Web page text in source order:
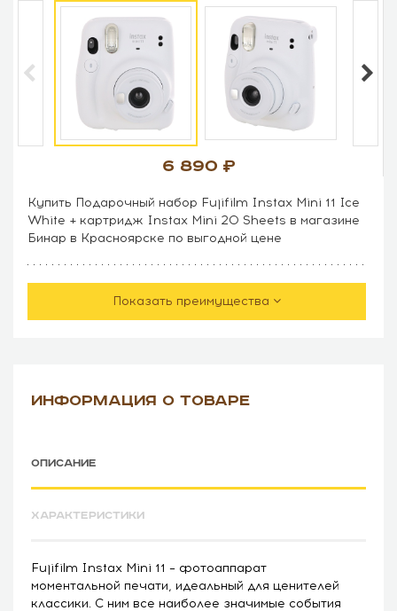
6 890
Купить Подарочный набор Fujifilm Instax Mini 11 Ice
White + картридж Instax Mini 20 Sheets в магазине
Бинар в Красноярске по выгодной цене
Показать преимущества
ИНФОРМАЦИЯ О ТОВАРЕ
ОПИСАНИЕ
ХАРАКТЕРИСТИКИ
Fujifilm Instax Mini 11 – фотоаппарат
моментальной печати, идеальный для ценителей
классики. С ним все наиболее значимые события